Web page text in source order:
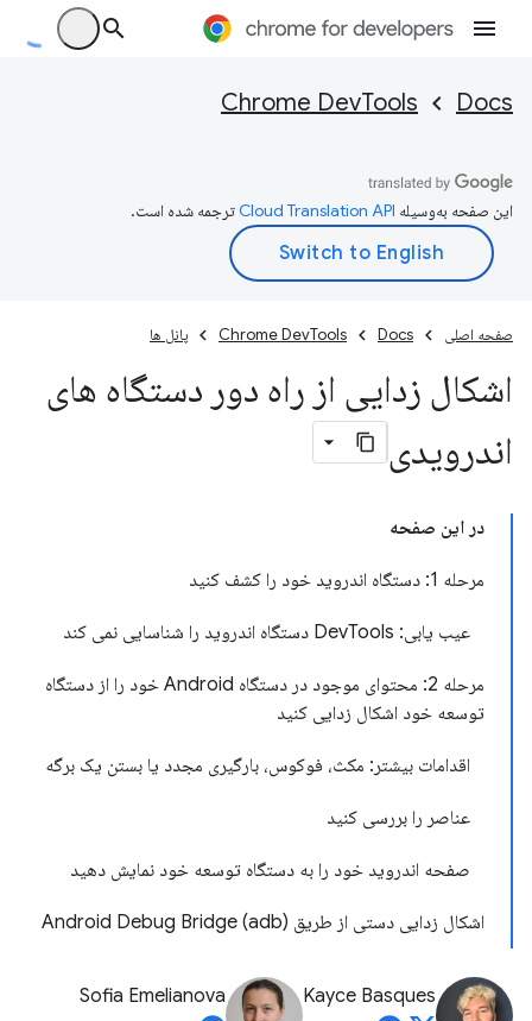
Docs
Chrome DevTools
این صفحه به‌وسیله ترجمه شده است.
صفحه اصلی Docs
Chrome DevTools پانل ها
اشکال زدایی از راه دور دستگاه های
اندرویدی
در این صفحه
مرحله 1: دستگاه اندروید خود را کشف کنید
عیب یابی: DevTools دستگاه اندروید را شناسایی نمی کند
مرحله 2: محتوای موجود در دستگاه Android خود را از دستگاه
توسعه خود اشکال زدایی کنید
اقدامات بیشتر: مکث، فوکوس، بارگیری مجدد یا بستن یک برگه
عناصر را بررسی کنید
صفحه اندروید خود را به دستگاه توسعه خود نمایش دهید
اشکال زدایی دستی از طریق Android Debug Bridge (adb)
Kayce Basques
Sofia Emelianova